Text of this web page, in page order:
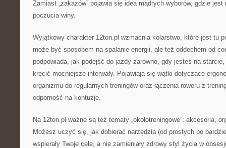
Zamiast „zakazów” pojawia się idea mądrych wyborów, gdzie
poczucia winy.
Wyjątkowy charakter 12ton.pl wzmacnia kolarstwo, które jest tu
może być sposobem na spalanie energii, ale też oddechem od
podpowiada, jak podejść do jazdy zarówno, gdy jesteś na
kręcić mocniejsze interwały. Pojawiają się wątki dotyczące
organizmu do regularnych treningów oraz łączenia roweru z
odporność na kontuzje.
Na 12ton.pl ważne są też tematy „okołotreningowe”: akcesoria,
Możesz uczyć się, jak dobierać narzędzia (od prostych po
wspierały Twoje cele, a nie zamieniały zdrowy styl życia w